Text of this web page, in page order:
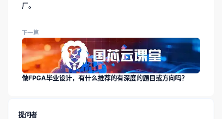
厂。
下一篇
做FPGA毕业设计，有什么推荐的有深度的题目或方向吗？
提问者